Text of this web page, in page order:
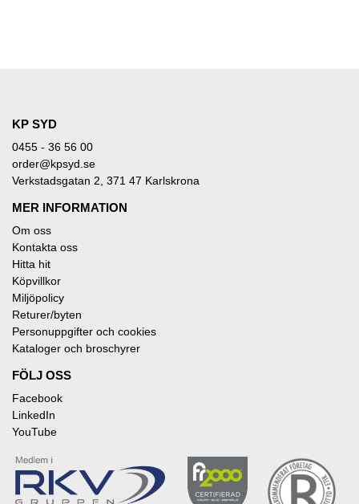
KP SYD
0455 - 36 56 00
order@kpsyd.se
Verkstadsgatan 2, 371 47 Karlskrona
MER INFORMATION
Om oss
Kontakta oss
Hitta hit
Köpvillkor
Miljöpolicy
Returer/byten
Personuppgifter och cookies
Kataloger och broschyrer
FÖLJ OSS
Facebook
LinkedIn
YouTube